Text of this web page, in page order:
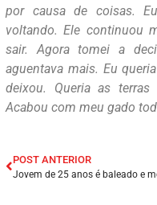
por causa de coisas.
voltando. Ele continuou
sair. Agora tomei a
aguentava mais. Eu
deixou. Queria as
Acabou com meu gado
POST ANTERIOR